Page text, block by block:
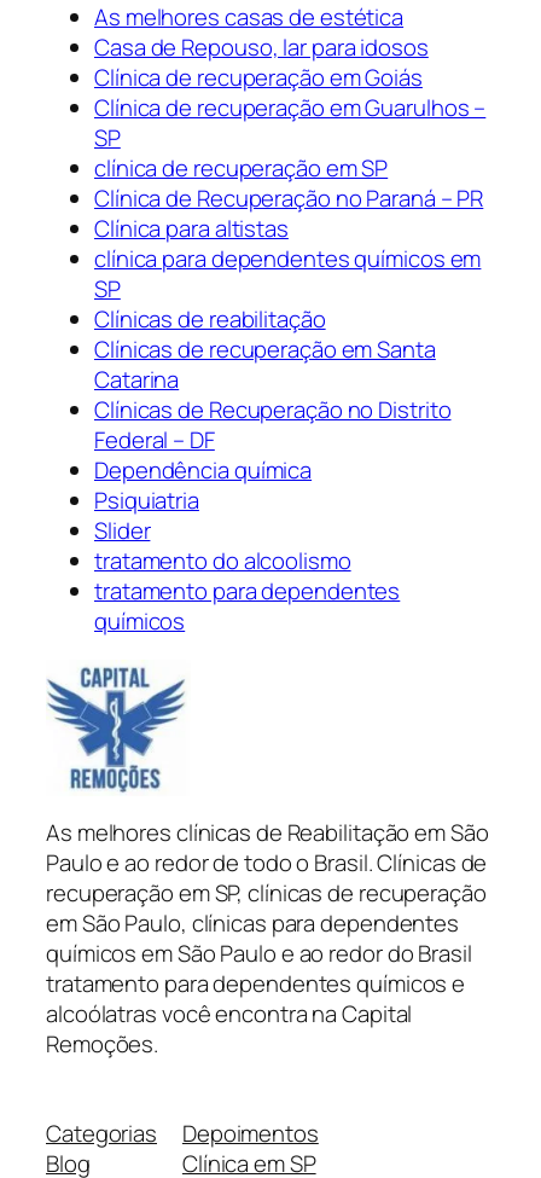
As melhores casas de estética
Casa de Repouso, lar para idosos
Clínica de recuperação em Goiás
Clínica de recuperação em Guarulhos –
SP
clínica de recuperação em SP
Clínica de Recuperação no Paraná – PR
Clínica para altistas
clínica para dependentes químicos em
SP
Clínicas de reabilitação
Clínicas de recuperação em Santa
Catarina
Clínicas de Recuperação no Distrito
Federal – DF
Dependência química
Psiquiatria
Slider
tratamento do alcoolismo
tratamento para dependentes
químicos
As melhores clínicas de Reabilitação em São
Paulo e ao redor de todo o Brasil. Clínicas de
recuperação em SP, clínicas de recuperação
em São Paulo, clínicas para dependentes
químicos em São Paulo e ao redor do Brasil
tratamento para dependentes químicos e
alcoólatras você encontra na Capital
Remoções.
Categorias
Blog
Depoimentos
Clínica em SP